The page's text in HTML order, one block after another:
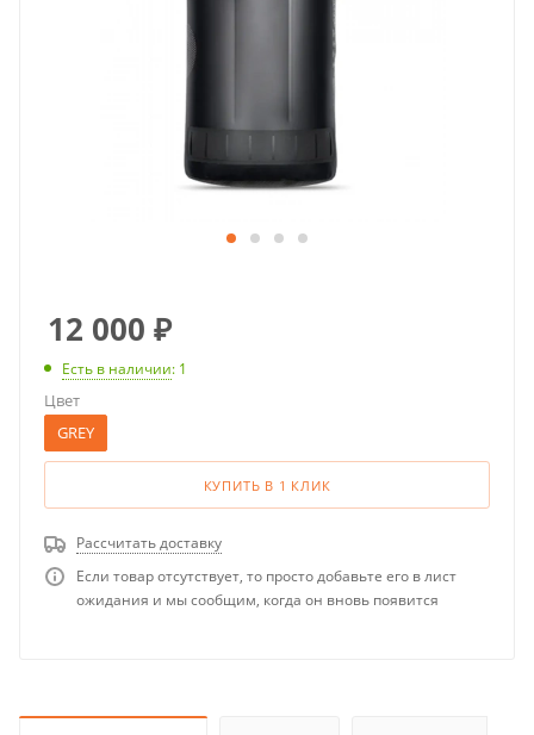
12 000 ₽
Есть в наличии: 1
Цвет
GREY
КУПИТЬ В 1 КЛИК
Рассчитать доставку
Если товар отсутствует, то просто добавьте его в лист
ожидания и мы сообщим, когда он вновь появится